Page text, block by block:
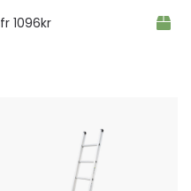
fr1096kr